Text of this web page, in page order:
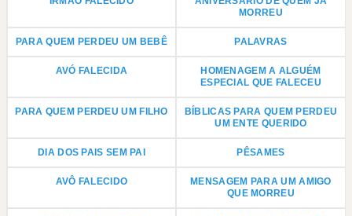
MORREU
PARA QUEM PERDEU UM BEBÊ PALAVRAS
AVÓ FALECIDA
HOMENAGEM A ALGUÉM
ESPECIAL QUE FALECEU
PARA QUEM PERDEU UM FILHO
BÍBLICAS PARA QUEM PERDEU
UM ENTE QUERIDO
DIA DOS PAIS SEM PAI PÊSAMES
AVÔ FALECIDO
MENSAGEM PARA UM AMIGO
QUE MORREU